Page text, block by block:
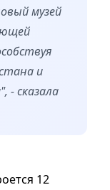
музей
и
- сказала
12